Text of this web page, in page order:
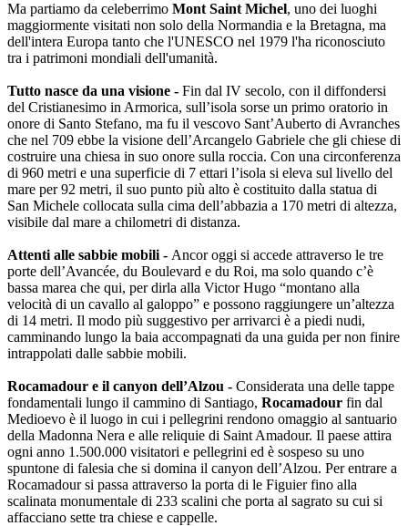
Ma partiamo da celeberrimo Mont Saint Michel, uno dei luoghi
maggiormente visitati non solo della Normandia e la Bretagna, ma
dell'intera Europa tanto che l'UNESCO nel 1979 l'ha riconosciuto
tra i patrimoni mondiali dell'umanità.
Tutto nasce da una visione - Fin dal IV secolo, con il diffondersi
del Cristianesimo in Armorica, sull’isola sorse un primo oratorio in
onore di Santo Stefano, ma fu il vescovo Sant’Auberto di Avranches
che nel 709 ebbe la visione dell’Arcangelo Gabriele che gli chiese di
costruire una chiesa in suo onore sulla roccia. Con una circonferenza
di 960 metri e una superficie di 7 ettari l’isola si eleva sul livello del
mare per 92 metri, il suo punto più alto è costituito dalla statua di
San Michele collocata sulla cima dell’abbazia a 170 metri di altezza,
visibile dal mare a chilometri di distanza.
Attenti alle sabbie mobili - Ancor oggi si accede attraverso le tre
porte dell’Avancée, du Boulevard e du Roi, ma solo quando c’è
bassa marea che qui, per dirla alla Victor Hugo “montano alla
velocità di un cavallo al galoppo” e possono raggiungere un’altezza
di 14 metri. Il modo più suggestivo per arrivarci è a piedi nudi,
camminando lungo la baia accompagnati da una guida per non finire
intrappolati dalle sabbie mobili.
Rocamadour e il canyon dell’Alzou - Considerata una delle tappe
fondamentali lungo il cammino di Santiago, Rocamadour fin dal
Medioevo è il luogo in cui i pellegrini rendono omaggio al santuario
della Madonna Nera e alle reliquie di Saint Amadour. Il paese attira
ogni anno 1.500.000 visitatori e pellegrini ed è sospeso su uno
spuntone di falesia che si domina il canyon dell’Alzou. Per entrare a
Rocamadour si passa attraverso la porta di le Figuier fino alla
scalinata monumentale di 233 scalini che porta al sagrato su cui si
affacciano sette tra chiese e cappelle.